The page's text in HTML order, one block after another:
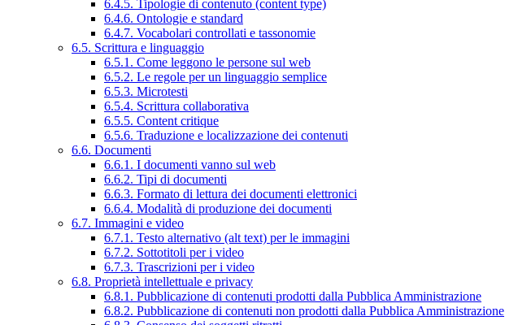
6.4.5. Tipologie di contenuto (content type)
6.4.6. Ontologie e standard
6.4.7. Vocabolari controllati e tassonomie
6.5. Scrittura e linguaggio
6.5.1. Come leggono le persone sul web
6.5.2. Le regole per un linguaggio semplice
6.5.3. Microtesti
6.5.4. Scrittura collaborativa
6.5.5. Content critique
6.5.6. Traduzione e localizzazione dei contenuti
6.6. Documenti
6.6.1. I documenti vanno sul web
6.6.2. Tipi di documenti
6.6.3. Formato di lettura dei documenti elettronici
6.6.4. Modalità di produzione dei documenti
6.7. Immagini e video
6.7.1. Testo alternativo (alt text) per le immagini
6.7.2. Sottotitoli per i video
6.7.3. Trascrizioni per i video
6.8. Proprietà intellettuale e privacy
6.8.1. Pubblicazione di contenuti prodotti dalla Pubblica Amministrazione
6.8.2. Pubblicazione di contenuti non prodotti dalla Pubblica Amministrazione